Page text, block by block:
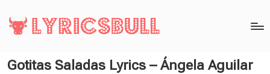
Gotitas Saladas Lyrics – Ángela Aguilar